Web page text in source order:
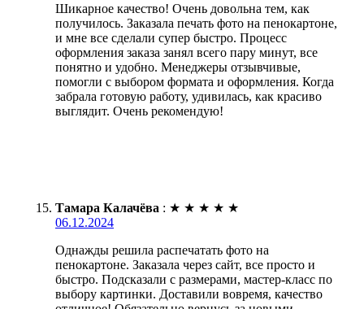
Шикарное качество! Очень довольна тем, как
получилось. Заказала печать фото на пенокартоне,
и мне все сделали супер быстро. Процесс
оформления заказа занял всего пару минут, все
понятно и удобно. Менеджеры отзывчивые,
помогли с выбором формата и оформления. Когда
забрала готовую работу, удивилась, как красиво
выглядит. Очень рекомендую!
Тамара Калачёва : ★ ★ ★ ★ ★
06.12.2024
Однажды решила распечатать фото на
пенокартоне. Заказала через сайт, все просто и
быстро. Подсказали с размерами, мастер-класс по
выбору картинки. Доставили вовремя, качество